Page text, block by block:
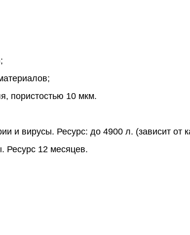
пористостью 10 мкм.
и вирусы. Ресурс: до 4900 л. (зависит от
Ресурс 12 месяцев.